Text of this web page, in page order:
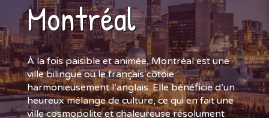
Montréal
À la fois paisible et animée, Montréal est une
ville bilingue où le français côtoie
harmonieusement l’anglais. Elle bénéficie d’un
heureux mélange de culture, ce qui en fait une
ville cosmopolite et chaleureuse résolument